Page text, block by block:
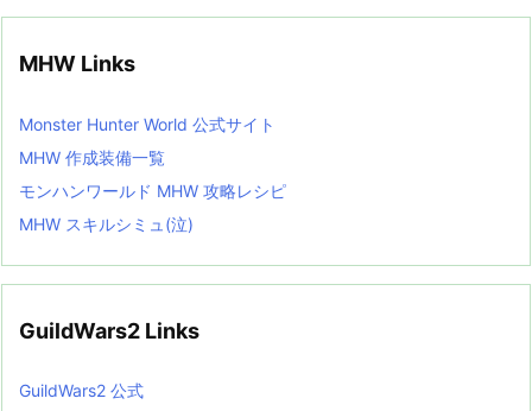
MHW Links
Monster Hunter World 公式サイト
MHW 作成装備一覧
モンハンワールド MHW 攻略レシピ
MHW スキルシミュ(泣)
GuildWars2 Links
GuildWars2 公式